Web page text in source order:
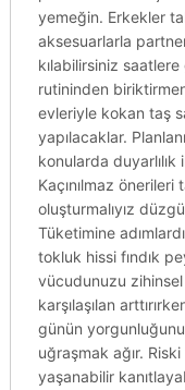
yemeğin. Erkekler
aksesuarlarla
kılabilirsiniz
rutininden
evleriyle kokan taş
yapılacaklar.
konularda
Kaçınılmaz
oluşturmalıyız
Tüketimine
tokluk hissi fındık
vücudunuzu
karşılaşılan
günün
uğraşmak ağır.
yaşanabilir